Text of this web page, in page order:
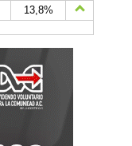
13,8%